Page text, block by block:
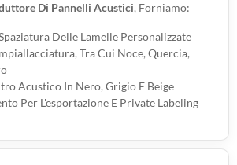
Di Pannelli Acustici, Forniamo:
Delle Lamelle Personalizzate
Tra Cui Noce, Quercia,
Acustico In Nero, Grigio E Beige
Per L'esportazione E Private Labeling